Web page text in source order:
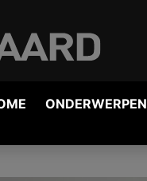
ONDERWERPEN